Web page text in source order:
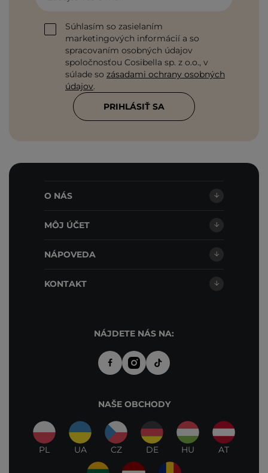
Súhlasím so zasielaním
marketingových informácií a so
spracovaním osobných údajov
spoločnosťou Cosibella sp. z o.o., v
súlade so zásadami ochrany osobných
údajov.
PRIHLÁSIŤ SA
O NÁS
MÔJ ÚČET
NÁPOVEDA
KONTAKT
NÁJDETE NÁS NA:
NAŠE OBCHODY
PL UA CZ DE HU AT